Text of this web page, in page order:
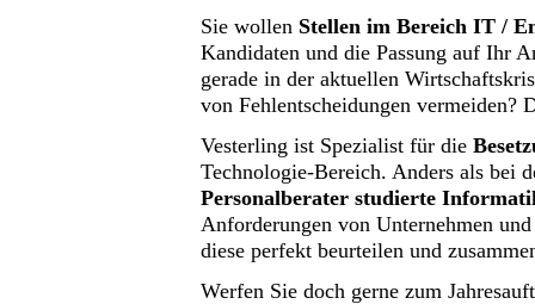
Sie wollen Stellen im Bereich IT /
Kandidaten und die Passung auf Ihr
gerade in der aktuellen
von Fehlentscheidungen vermeiden?
Vesterling ist Spezialist für die
Technologie-Bereich. Anders als bei
Personalberater studierte
Anforderungen von Unternehmen
diese perfekt beurteilen und
Werfen Sie doch gerne zum